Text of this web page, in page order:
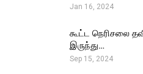
Jan 16, 2024
கூட்ட நெரிசலை
இருந்து…
Sep 15, 2024